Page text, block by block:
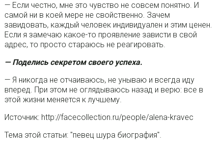
— Если честно, мне это чувство не совсем понятно. И
самой ни в коей мере не свойственно. Зачем
завидовать, каждый человек индивидуален и этим ценен.
Если я замечаю какое-то проявление зависти в свой
адрес, то просто стараюсь не реагировать.
— Поделись секретом своего успеха.
— Я никогда не отчаиваюсь, не унываю и всегда иду
вперед. При этом не оглядываюсь назад и верю: все в
этой жизни меняется к лучшему.
Источник: http://facecollection.ru/people/alena-kravec
Тема этой статьи: "певец шура биография".